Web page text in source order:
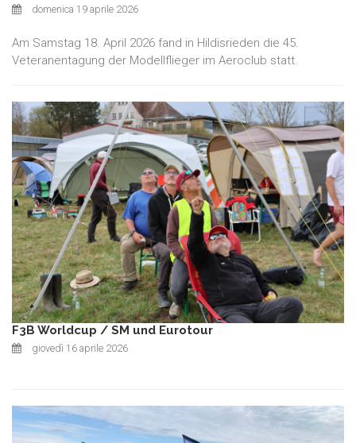
domenica 19 aprile 2026
Am Samstag 18. April 2026 fand in Hildisrieden die 45.
Veteranentagung der Modellflieger im Aeroclub statt.
F3B Worldcup / SM und Eurotour
giovedì 16 aprile 2026